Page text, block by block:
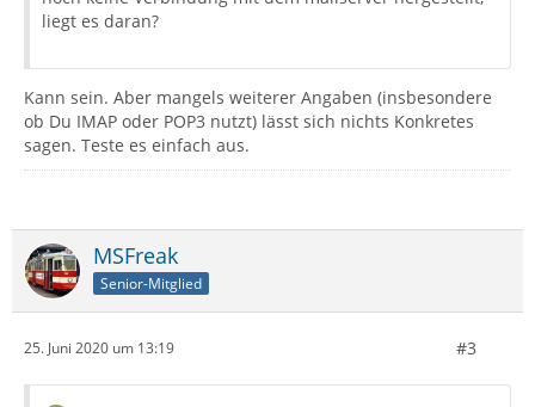
liegt es daran?
Kann sein. Aber mangels weiterer Angaben (insbesondere
ob Du IMAP oder POP3 nutzt) lässt sich nichts Konkretes
sagen. Teste es einfach aus.
MSFreak
Senior-Mitglied
25. Juni 2020 um 13:19 #3